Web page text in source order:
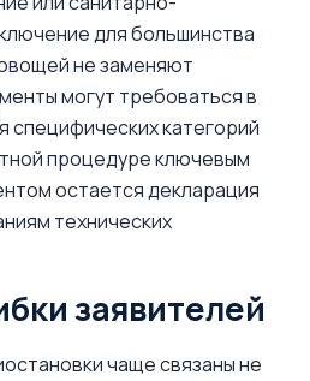
для большинства
не заменяют
могут требоваться в
специфических категорий
процедуре ключевым
остается декларация
технических
заявителей
чаще связаны не